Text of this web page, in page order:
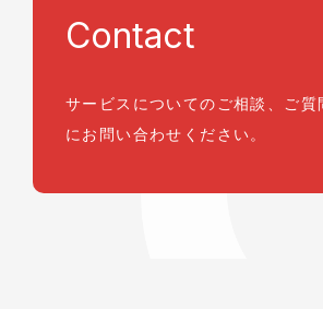
Contact
サービスについてのご相談、ご質
にお問い合わせください。